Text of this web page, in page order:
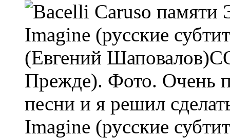
Imagine (русские
(Евгений
Прежде). Фото. Очень
песни и я решил
Imagine (русские